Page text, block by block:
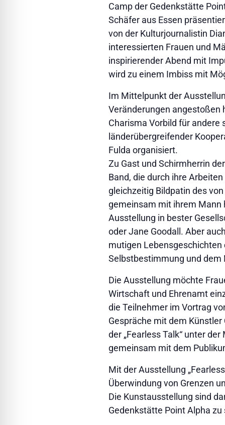
Camp der Gedenkstätte
Schäfer aus Essen
von der Kulturjournalistin
interessierten Frauen und
inspirierender Abend mit
wird zu einem Imbiss mit
Im Mittelpunkt der
Veränderungen angestoßen
Charisma Vorbild für andere
länderübergreifender
Fulda organisiert.
Zu Gast und Schirmherrin
Band, die durch ihre
gleichzeitig Bildpatin des
gemeinsam mit ihrem Mann
Ausstellung in bester
oder Jane Goodall. Aber
mutigen Lebensgeschichten
Selbstbestimmung und dem
Die Ausstellung möchte
Wirtschaft und Ehrenamt
die Teilnehmer im Vortrag
Gespräche mit dem Künstler
der „Fearless Talk“ unter
gemeinsam mit dem
Mit der Ausstellung
Überwindung von Grenzen
Die Kunstausstellung sind
Gedenkstätte Point Alpha